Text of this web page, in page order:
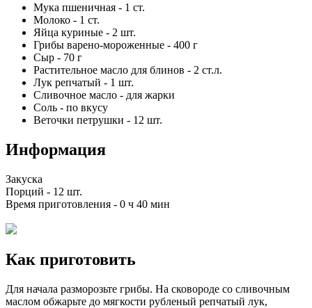
Мука пшеничная - 1 ст.
Молоко - 1 ст.
Яйца куриные - 2 шт.
Грибы варено-мороженные - 400 г
Сыр - 70 г
Растительное масло для блинов - 2 ст.л.
Лук репчатый - 1 шт.
Сливочное масло - для жарки
Соль - по вкусу
Веточки петрушки - 12 шт.
Информация
Закуска
Порций - 12 шт.
Время приготовления - 0 ч 40 мин
Как приготовить
Для начала разморозьте грибы. На сковороде со сливочным
маслом обжарьте до мягкости рубленый репчатый лук,